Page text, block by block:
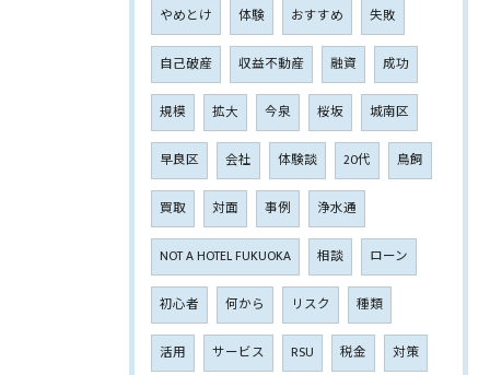
やめとけ 体験 おすすめ 失敗
自己破産 収益不動産 融資 成功
規模 拡大 今泉 桜坂 城南区
早良区 会社 体験談 20代 鳥飼
買取 対面 事例 浄水通
NOT A HOTEL FUKUOKA 相談 ローン
初心者 何から リスク 種類
活用 サービス RSU 税金 対策